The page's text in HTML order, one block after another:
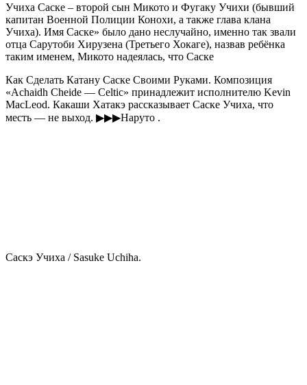
Учиха Саске – второй сын Микото и Фугаку Учихи (бывший
капитан Военной Полиции Конохи, а также глава клана
Учиха). Имя Саске» было дано неслучайно, именно так звали
отца Сарутоби Хирузена (Третьего Хокаге), назвав ребёнка
таким именем, Микото надеялась, что Саске
Как Сделать Катану Саске Своими Руками. Композиция
«Achaidh Cheide — Celtic» принадлежит исполнителю Kevin
MacLeod. Какаши Хатакэ рассказывает Саске Учиха, что
месть — не выход. ▶▶▶Наруто .
Саскэ Учиха / Sasuke Uchiha.